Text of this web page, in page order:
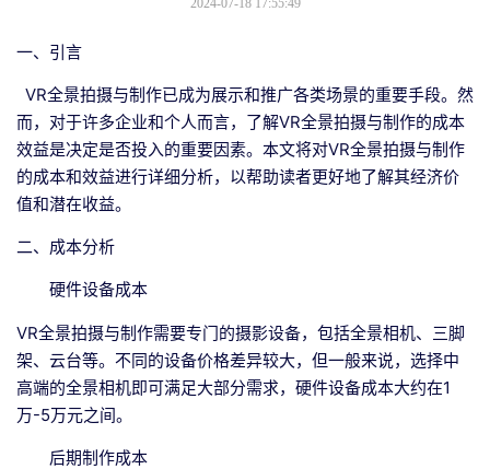
2024-07-18 17:55:49
一、引言
VR全景拍摄与制作已成为展示和推广各类场景的重要手段。然
而，对于许多企业和个人而言，了解VR全景拍摄与制作的成本
效益是决定是否投入的重要因素。本文将对VR全景拍摄与制作
的成本和效益进行详细分析，以帮助读者更好地了解其经济价
值和潜在收益。
二、成本分析
硬件设备成本
VR全景拍摄与制作需要专门的摄影设备，包括全景相机、三脚
架、云台等。不同的设备价格差异较大，但一般来说，选择中
高端的全景相机即可满足大部分需求，硬件设备成本大约在1
万-5万元之间。
后期制作成本